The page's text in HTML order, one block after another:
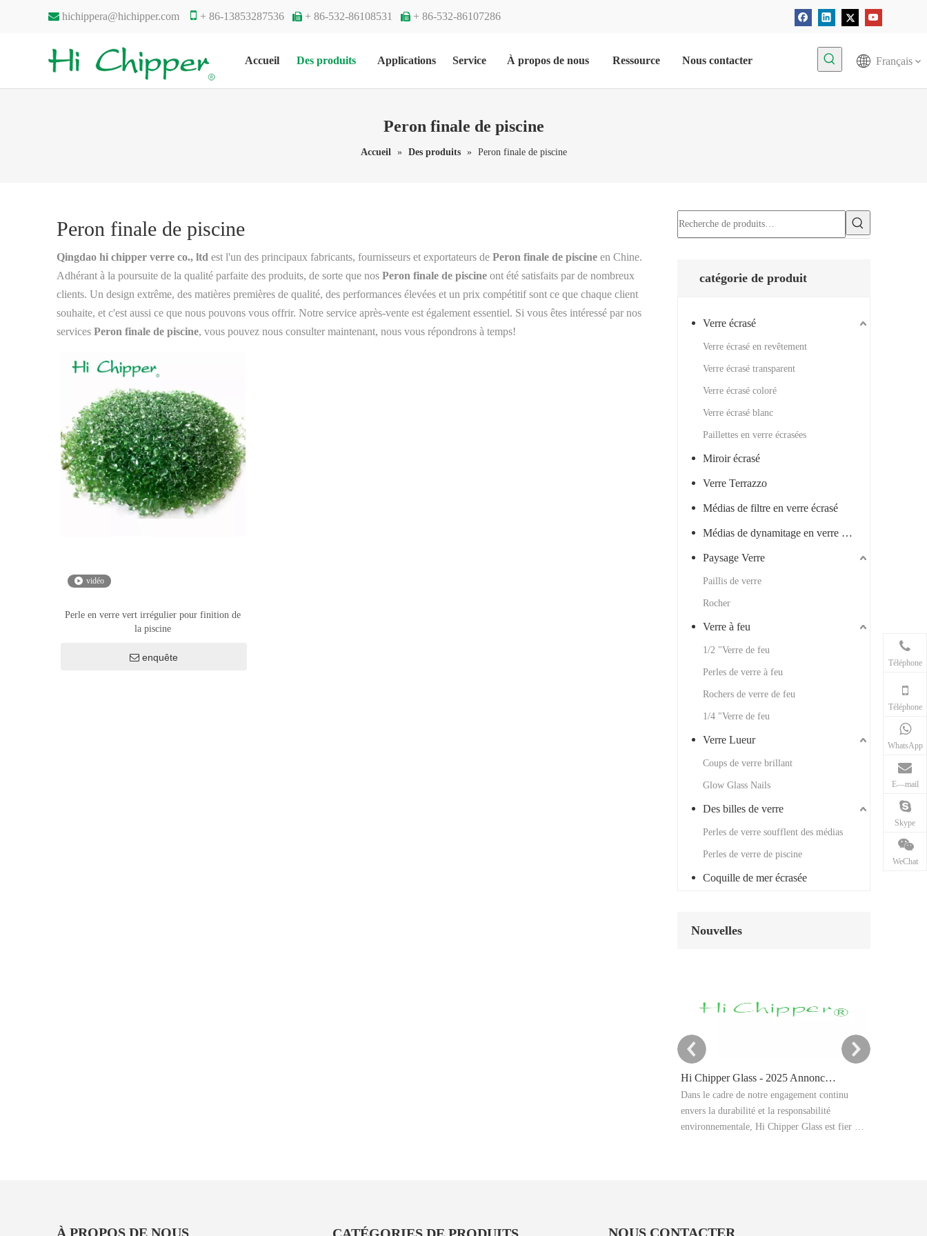
 hichippera@hichipper.com  + 86-13853287536  + 86-532-86108531  + 86-532-86107286
Accueil Des produits Applications Service À propos de nous Ressource Nous contacter Français
Peron finale de piscine
Accueil » Des produits » Peron finale de piscine
Peron finale de piscine
Qingdao hi chipper verre co., ltd est l'un des principaux fabricants, fournisseurs et exportateurs de Peron finale de piscine en Chine.
Adhérant à la poursuite de la qualité parfaite des produits, de sorte que nos Peron finale de piscine ont été satisfaits par de nombreux
clients. Un design extrême, des matières premières de qualité, des performances élevées et un prix compétitif sont ce que chaque client
souhaite, et c'est aussi ce que nous pouvons vous offrir. Notre service après-vente est également essentiel. Si vous êtes intéressé par nos
services Peron finale de piscine, vous pouvez nous consulter maintenant, nous vous répondrons à temps!
vidéo
Perle en verre vert irrégulier pour finition de
la piscine
enquête
catégorie de produit
Verre écrasé
Verre écrasé en revêtement
Verre écrasé transparent
Verre écrasé coloré
Verre écrasé blanc
Paillettes en verre écrasées
Miroir écrasé
Verre Terrazzo
Médias de filtre en verre écrasé
Médias de dynamitage en verre écrasé
Paysage Verre
Paillis de verre
Rocher
Verre à feu
1/2 "Verre de feu
Perles de verre à feu
Rochers de verre de feu
1/4 "Verre de feu
Verre Lueur
Coups de verre brillant
Glow Glass Nails
Des billes de verre
Perles de verre soufflent des médias
Perles de verre de piscine
Coquille de mer écrasée
Nouvelles
Hi Chipper Glass - 2025 Annonce cible de réduction du carbone
Dans le cadre de notre engagement continu
envers la durabilité et la responsabilité
environnementale, Hi Chipper Glass est fier de
Téléphone
Téléphone
WhatsApp
E—mail
Skype
WeChat
À PROPOS DE NOUS NOUS CONTACTER